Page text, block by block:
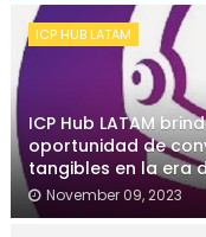
ICP HUB LATAM
ICP Hub LATAM
oportunidad de
tangibles en la era
November 09, 2023